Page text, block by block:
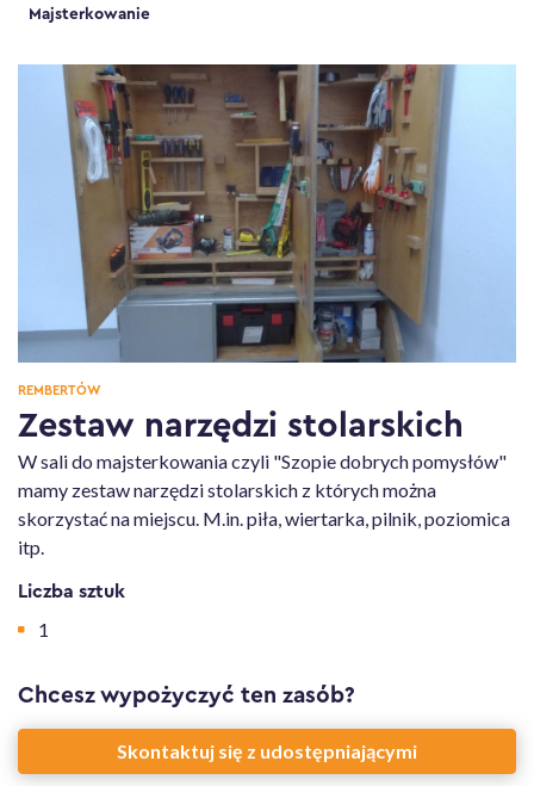
Majsterkowanie
REMBERTÓW
Zestaw narzędzi stolarskich
W sali do majsterkowania czyli "Szopie dobrych pomysłów"
mamy zestaw narzędzi stolarskich z których można
skorzystać na miejscu. M.in. piła, wiertarka, pilnik, poziomica
itp.
Informacje o udostępnionym przedmiocie
Liczba sztuk
1
Chcesz wypożyczyć ten zasób?
Skontaktuj się z udostępniającymi